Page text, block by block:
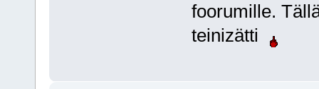
foorumille.
teinizätti